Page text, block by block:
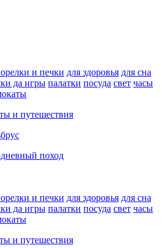
и печки для здоровья для сна
да игры палатки посуда свет часы
и путешествия
поход
и печки для здоровья для сна
да игры палатки посуда свет часы
и путешествия